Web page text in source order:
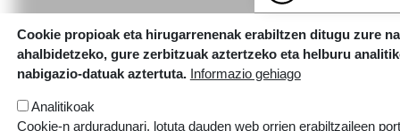
Cookie propioak eta hirugarrenenak erabiltzen ditugu zure
ahalbidetzeko, gure zerbitzuak aztertzeko eta helburu
nabigazio-datuak aztertuta. Informazio gehiago
Analitikoak
Cookie-n arduradunari, lotuta dauden web orrien erabiltzaileen